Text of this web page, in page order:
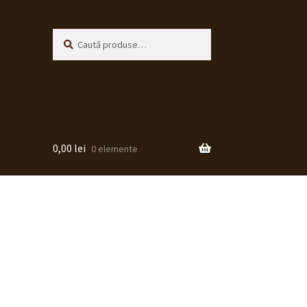
după:
0,00 lei 0 elemente